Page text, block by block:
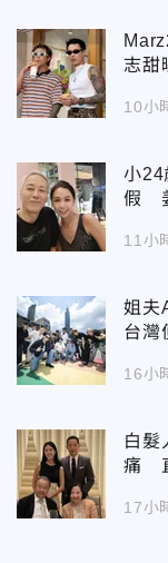
志甜
10小
小24
假
11小
姐夫
台灣
16小
白髮
痛
17小